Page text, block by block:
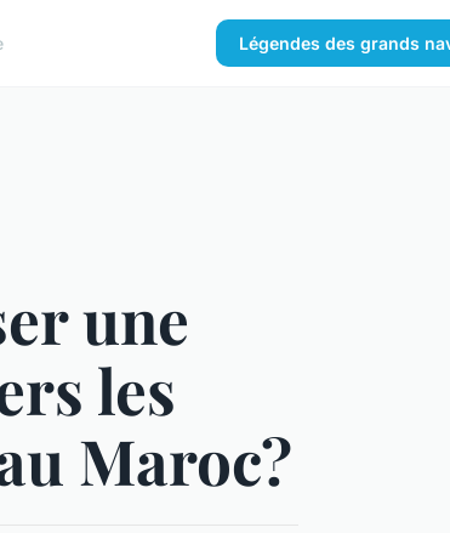
Légendes des grands
une
les
Maroc?